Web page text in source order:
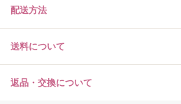
配送方法
送料について
返品・交換について